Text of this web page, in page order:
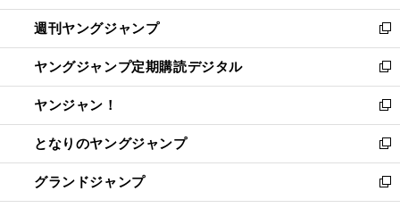
開
く
ウ
で
開
く
ン
ド
ウ
で
開
く
ウ
ィ
ン
ド
ウ
で
開
く
週刊ヤングジャンプ
新
し
い
ウ
ィ
ン
ド
ウ
で
開
ヤングジャンプ定期購読デジタル
新
し
い
ウ
ィ
ン
ド
ウ
ヤンジャン！
新
し
い
ウ
ィ
ン
となりのヤングジャンプ
新
し
い
ウ
グランドジャンプ
新
し